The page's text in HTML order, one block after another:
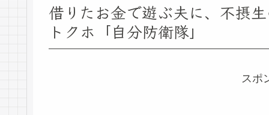
借りたお金で遊ぶ夫に、不摂
トクホ「自分防衛隊」
スポ